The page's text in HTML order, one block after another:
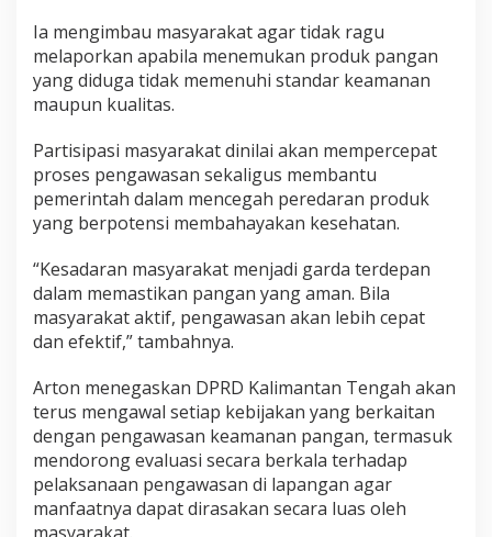
Ia mengimbau masyarakat agar tidak ragu
melaporkan apabila menemukan produk pangan
yang diduga tidak memenuhi standar keamanan
maupun kualitas.
Partisipasi masyarakat dinilai akan mempercepat
proses pengawasan sekaligus membantu
pemerintah dalam mencegah peredaran produk
yang berpotensi membahayakan kesehatan.
“Kesadaran masyarakat menjadi garda terdepan
dalam memastikan pangan yang aman. Bila
masyarakat aktif, pengawasan akan lebih cepat
dan efektif,” tambahnya.
Arton menegaskan DPRD Kalimantan Tengah akan
terus mengawal setiap kebijakan yang berkaitan
dengan pengawasan keamanan pangan, termasuk
mendorong evaluasi secara berkala terhadap
pelaksanaan pengawasan di lapangan agar
manfaatnya dapat dirasakan secara luas oleh